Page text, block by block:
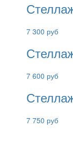
7 300 руб
7 600 руб
7 750 руб